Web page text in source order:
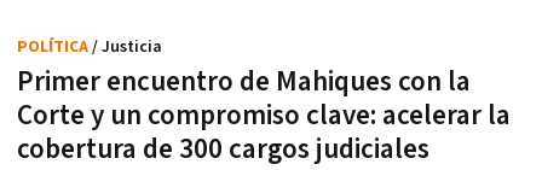
Primer encuentro de Mahiques con la
Corte y un compromiso clave: acelerar la
cobertura de 300 cargos judiciales
POLÍTICA/ Justicia